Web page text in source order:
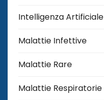
Intelligenza Artificiale
Malattie Infettive
Malattie Rare
Malattie Respiratorie